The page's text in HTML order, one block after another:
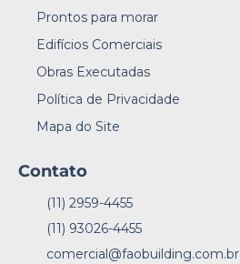
Prontos para morar
Edifícios Comerciais
Obras Executadas
Política de Privacidade
Mapa do Site
Contato
(11) 2959-4455
(11) 93026-4455
comercial@faobuilding.com.br